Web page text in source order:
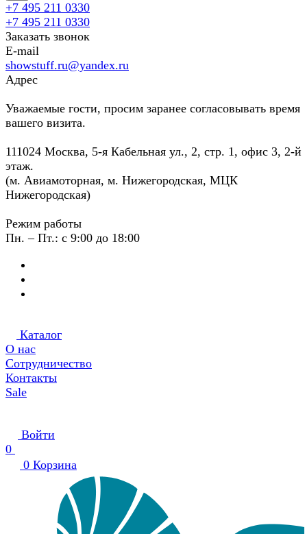
+7 495 211 0330
+7 495 211 0330
Заказать звонок
E-mail
showstuff.ru@yandex.ru
Адрес
Уважаемые гости, просим заранее согласовывать время
вашего визита.
111024 Москва, 5-я Кабельная ул., 2, стр. 1, офис 3, 2-й
этаж.
(м. Авиамоторная, м. Нижегородская, МЦК
Нижегородская)
Режим работы
Пн. – Пт.: с 9:00 до 18:00
Каталог
О нас
Сотрудничество
Контакты
Sale
Войти
0
0 Корзина